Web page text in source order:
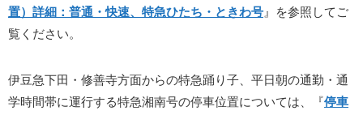
置）詳細：普通・快速、特急ひたち・ときわ号 』を参照してご
覧ください。
伊豆急下田・修善寺方面からの特急踊り子、平日朝の通勤・通
学時間帯に運行する特急湘南号の停車位置については、『停車